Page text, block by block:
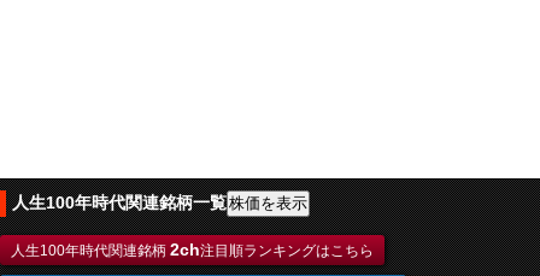
人生100年時代関連銘柄一覧
人生100年時代関連銘柄 2ch注目順ランキングはこちら